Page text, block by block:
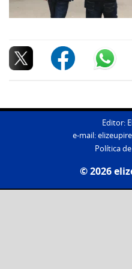
Editor:
e-mail:
Política
© 2026